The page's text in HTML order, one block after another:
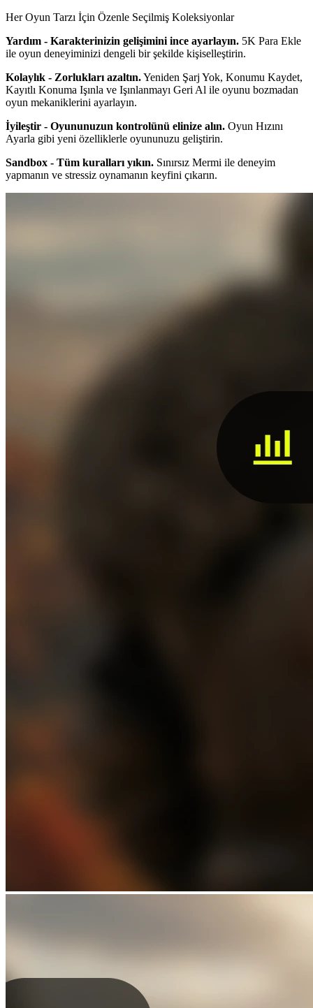
Her Oyun Tarzı İçin Özenle Seçilmiş Koleksiyonlar
Yardım - Karakterinizin gelişimini ince ayarlayın. 5K Para Ekle
ile oyun deneyiminizi dengeli bir şekilde kişiselleştirin.
Kolaylık - Zorlukları azaltın.Yeniden Şarj Yok, Konumu Kaydet,
Kayıtlı Konuma Işınla ve Işınlanmayı Geri Al ile oyunu bozmadan
oyun mekaniklerini ayarlayın.
İyileştir - Oyununuzun kontrolünü elinize alın. Oyun Hızını
Ayarla gibi yeni özelliklerle oyununuzu geliştirin.
Sandbox - Tüm kuralları yıkın. Sınırsız Mermi ile deneyim
yapmanın ve stressiz oynamanın keyfini çıkarın.